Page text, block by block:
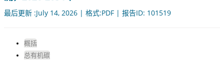
最后更新 :July 14, 2026 | 格式:PDF | 报告ID: 101519
概括
总有机碳